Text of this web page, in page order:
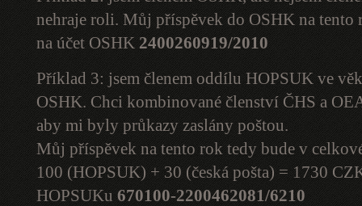
nehraje roli. Můj příspěvek do OSHK na tento
na účet OSHK 2400260919/2010
Příklad 3: jsem členem oddílu HOPSUK ve
OSHK. Chci kombinované členství ČHS a
aby mi byly průkazy zaslány poštou.
Můj příspěvek na tento rok tedy bude v
100 (HOPSUK) + 30 (česká pošta) = 1730
HOPSUKu 670100-2200462081/6210